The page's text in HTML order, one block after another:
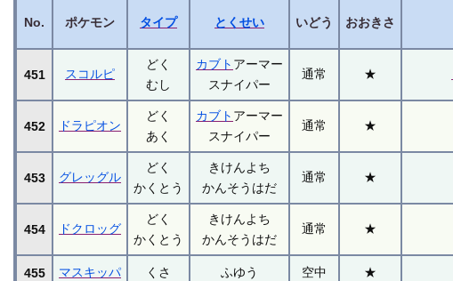
No. ポケモン タイプ とくせい いどう おおきさ
451 スコルピ
どく
むし
カブト アーマー
スナイパー
通常 ★
452 ドラピオン
どく
あく
カブト アーマー
スナイパー
通常 ★
453 グレッグル
どく
かくとう
きけんよち
かんそうはだ
通常 ★
454 ドクロッグ
どく
かくとう
きけんよち
かんそうはだ
通常 ★
455 マスキッパ くさ ふゆう 空中 ★